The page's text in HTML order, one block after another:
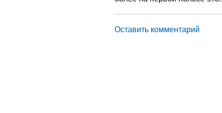
Оставить комментарий